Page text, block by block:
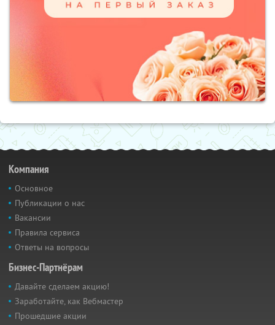
Компания
Основное
Публикации о нас
Вакансии
Правила сервиса
Ответы на вопросы
Бизнес-Партнёрам
Давайте сделаем акцию!
Заработайте, как Вебмастер
Прошедшие акции